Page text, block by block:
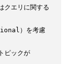
クエリに関する
）を考慮
ピックが